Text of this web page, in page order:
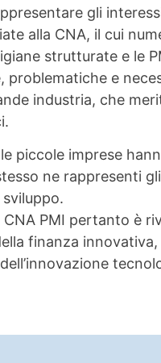
gli
alla CNA, il cui
strutturate e le
problematiche e
industria, che
piccole imprese
ne rappresenti
CNA PMI pertanto è
finanza